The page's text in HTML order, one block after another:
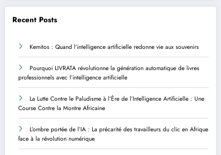
Recent Posts
Kemitos : Quand l’intelligence artificielle redonne vie aux souvenirs
Pourquoi LIVRATA révolutionne la génération automatique de livres
professionnels avec l’intelligence artificielle
La Lutte Contre le Paludisme à l’Ère de l’Intelligence Artificielle : Une
Course Contre la Montre Africaine
L’ombre portée de l’IA : La précarité des travailleurs du clic en Afrique
face à la révolution numérique